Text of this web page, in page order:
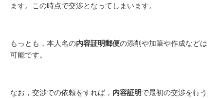
ます。この時点で交渉となってしまいます。
もっとも，本人名の内容証明郵便の添削や加筆や作成などは
可能です。
なお，交渉での依頼をすれば， 内容証明で最初の交渉を行う